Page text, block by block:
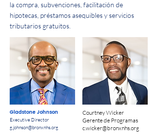
la compra, subvenciones, facilitación de
hipotecas, préstamos asequibles y servicios
tributarios gratuitos.
Gladstone Johnson
Executive Director
g.johnson@bronxnhs.org
Courtney Wicker
Gerente de Programas
c.wicker@bronxnhs.org